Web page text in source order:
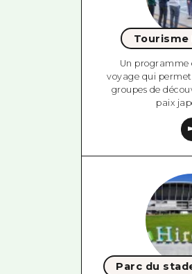
Tourisme
Un
voyage qui
groupes de
paix
Parc du